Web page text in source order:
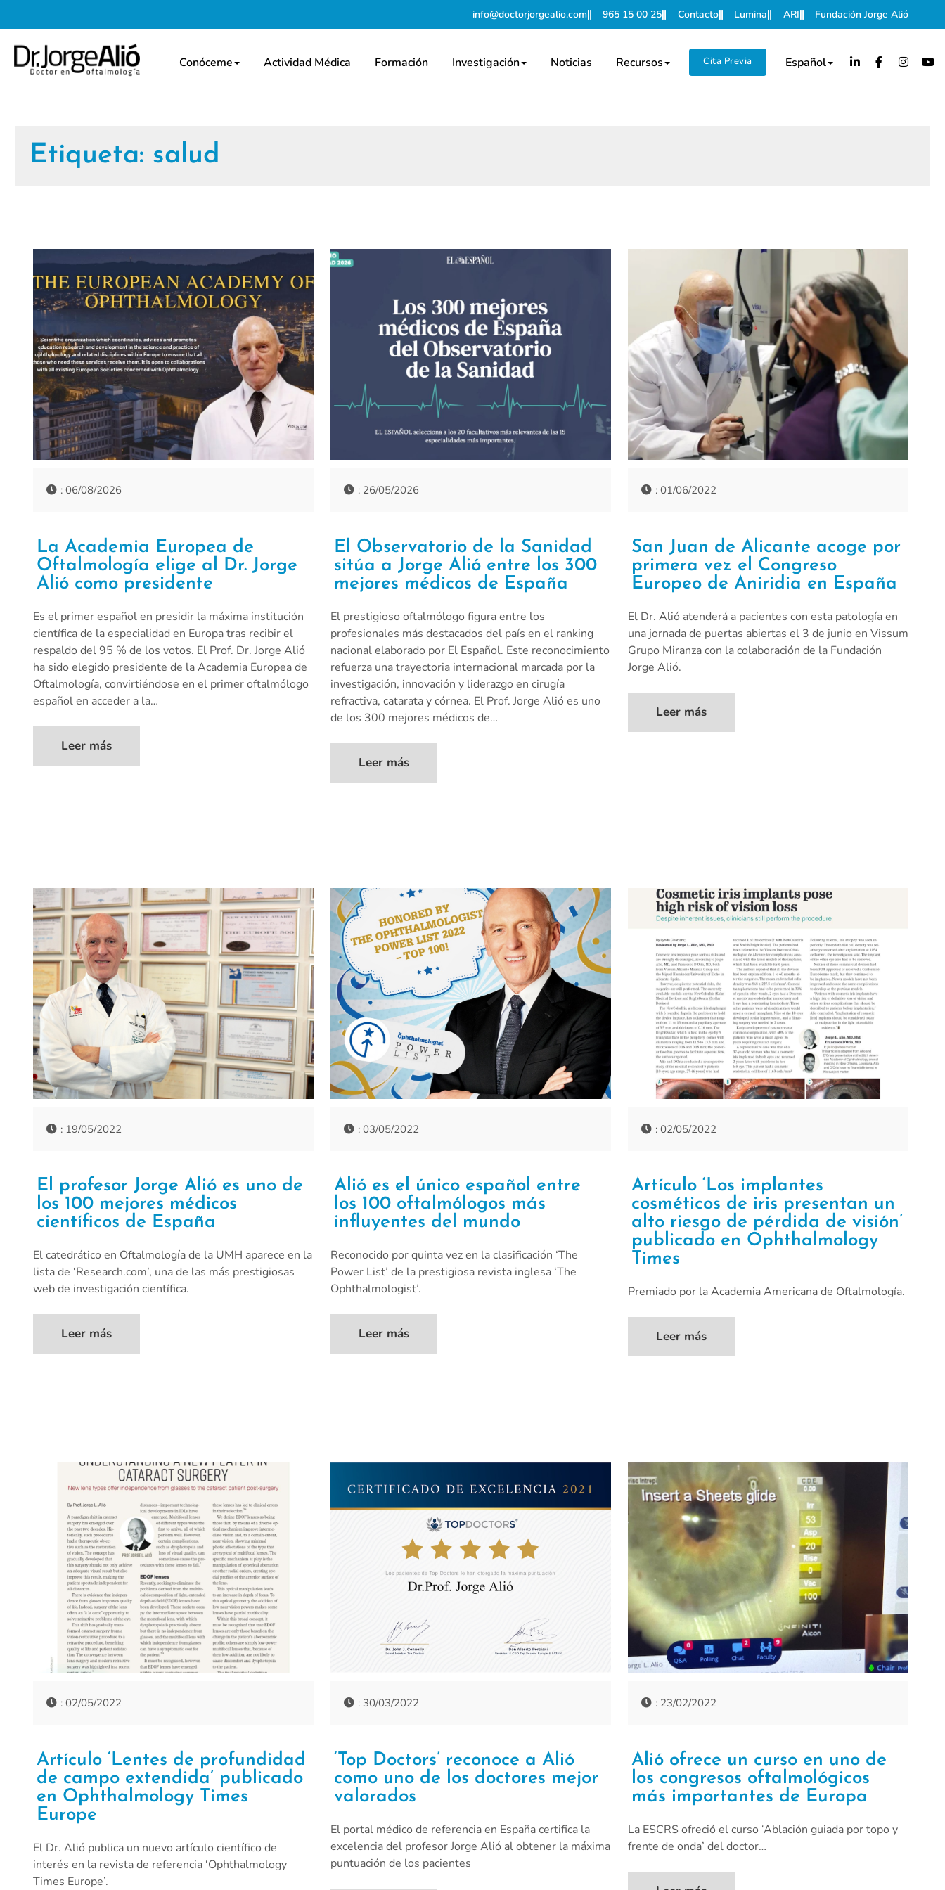
info@doctorjorgealio.com 965 15 00 25 Contacto Lumina ARI Fundación Jorge Alió
Conóceme Actividad Médica Formación Investigación Noticias Recursos Cita Previa Español
Etiqueta: salud
: 06/08/2026
La Academia Europea de
Oftalmología elige al Dr. Jorge
Alió como presidente
Es el primer español en presidir la máxima institución
científica de la especialidad en Europa tras recibir el
respaldo del 95 % de los votos. El Prof. Dr. Jorge Alió
ha sido elegido presidente de la Academia Europea de
Oftalmología, convirtiéndose en el primer oftalmólogo
español en acceder a la…
Leer más
: 26/05/2026
El Observatorio de la Sanidad
sitúa a Jorge Alió entre los 300
mejores médicos de España
El prestigioso oftalmólogo figura entre los
profesionales más destacados del país en el ranking
nacional elaborado por El Español. Este reconocimiento
refuerza una trayectoria internacional marcada por la
investigación, innovación y liderazgo en cirugía
refractiva, catarata y córnea. El Prof. Jorge Alió es uno
de los 300 mejores médicos de…
Leer más
: 01/06/2022
San Juan de Alicante acoge por
primera vez el Congreso
Europeo de Aniridia en España
El Dr. Alió atenderá a pacientes con esta patología en
una jornada de puertas abiertas el 3 de junio en Vissum
Grupo Miranza con la colaboración de la Fundación
Jorge Alió.
Leer más
: 19/05/2022
El profesor Jorge Alió es uno de
los 100 mejores médicos
científicos de España
El catedrático en Oftalmología de la UMH aparece en la
lista de ‘Research.com’, una de las más prestigiosas
web de investigación científica.
Leer más
: 03/05/2022
Alió es el único español entre
los 100 oftalmólogos más
influyentes del mundo
Reconocido por quinta vez en la clasificación ‘The
Power List’ de la prestigiosa revista inglesa ‘The
Ophthalmologist’.
Leer más
: 02/05/2022
Artículo ‘Los implantes
cosméticos de iris presentan un
alto riesgo de pérdida de visión’
publicado en Ophthalmology
Times
Premiado por la Academia Americana de Oftalmología.
Leer más
: 02/05/2022
Artículo ‘Lentes de profundidad
de campo extendida’ publicado
en Ophthalmology Times
Europe
El Dr. Alió publica un nuevo artículo científico de
interés en la revista de referencia ‘Ophthalmology
Times Europe’.
: 30/03/2022
‘Top Doctors’ reconoce a Alió
como uno de los doctores mejor
valorados
El portal médico de referencia en España certifica la
excelencia del profesor Jorge Alió al obtener la máxima
puntuación de los pacientes
: 23/02/2022
Alió ofrece un curso en uno de
los congresos oftalmológicos
más importantes de Europa
La ESCRS ofreció el curso ‘Ablación guiada por topo y
frente de onda’ del doctor…